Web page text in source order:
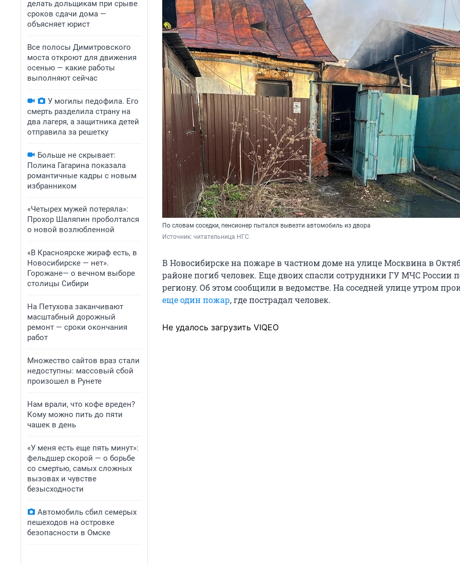
делать дольщикам при срыве
сроков сдачи дома —
объясняет юрист
Все полосы Димитровского
моста откроют для движения
осенью — какие работы
выполняют сейчас
У могилы педофила. Его
смерть разделила страну на
два лагеря, а защитника детей
отправила за решетку
Больше не скрывает:
Полина Гагарина показала
романтичные кадры с новым
избранником
«Четырех мужей потеряла»:
Прохор Шаляпин проболтался
о новой возлюбленной
«В Красноярске жираф есть, в
Новосибирске — нет».
Горожане— о вечном выборе
столицы Сибири
На Петухова заканчивают
масштабный дорожный
ремонт — сроки окончания
работ
Множество сайтов враз стали
недоступны: массовый сбой
произошел в Рунете
Нам врали, что кофе вреден?
Кому можно пить до пяти
чашек в день
«У меня есть еще пять минут»:
фельдшер скорой — о борьбе
со смертью, самых сложных
вызовах и чувстве
безысходности
Автомобиль сбил семерых
пешеходов на островке
безопасности в Омске
По словам соседки, пенсионер пытался вывезти автомобиль из двора
Источник: читательница НГС
В Новосибирске на пожаре в частном доме на улице Москвина в
районе погиб человек. Еще двоих спасли сотрудники ГУ МЧС России
региону. Об этом сообщили в ведомстве. На соседней улице утром
еще один пожар, где пострадал человек.
Не удалось загрузить VIQEO